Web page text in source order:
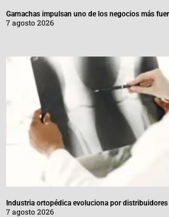
Garnachas impulsan uno de los negocios más
7 agosto 2026
Industria ortopédica evoluciona por distribuidores
7 agosto 2026